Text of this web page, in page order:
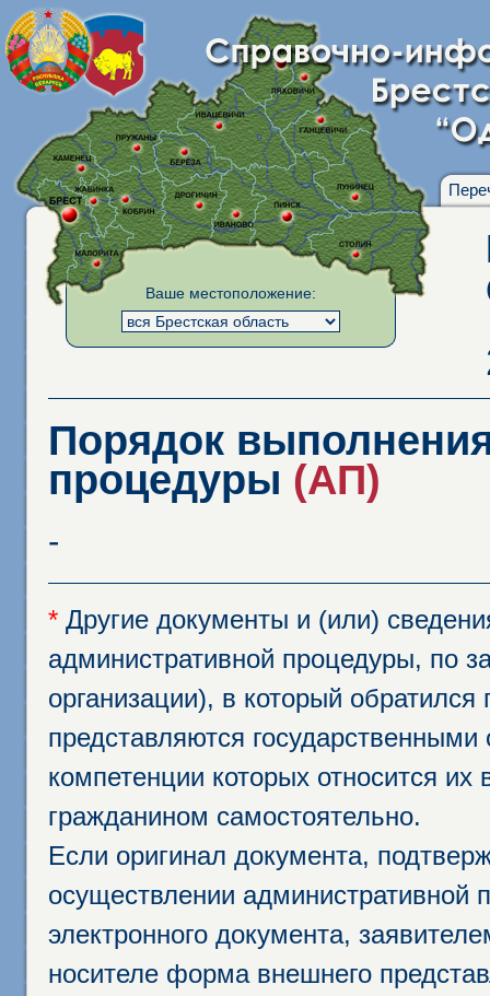
Ваше местоположение:
Порядок
процедуры (АП)
-
* Другие документы и (или)
административной процедуры, по
организации), в который
представляются
компетенции которых относится
гражданином самостоятельно.
Если оригинал документа,
осуществлении административной
электронного документа,
носителе форма внешнего